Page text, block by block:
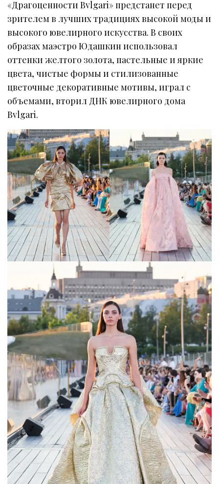
«Драгоценности Bvlgari» предстанет перед
зрителем в лучших традициях высокой моды и
высокого ювелирного искусства. В своих
образах маэстро Юдашкин использовал
оттенки желтого золота, пастельные и яркие
цвета, чистые формы и стилизованные
цветочные декоративные мотивы, играл с
объемами, вторил ДНК ювелирного дома
Bvlgari.